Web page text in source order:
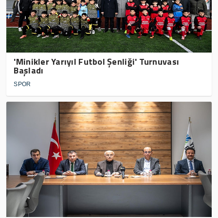
'Minikler Yarıyıl Futbol Şenliği' Turnuvası
Başladı
SPOR